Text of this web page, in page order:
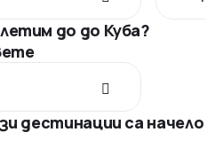
до до Куба?
дестинации са начело